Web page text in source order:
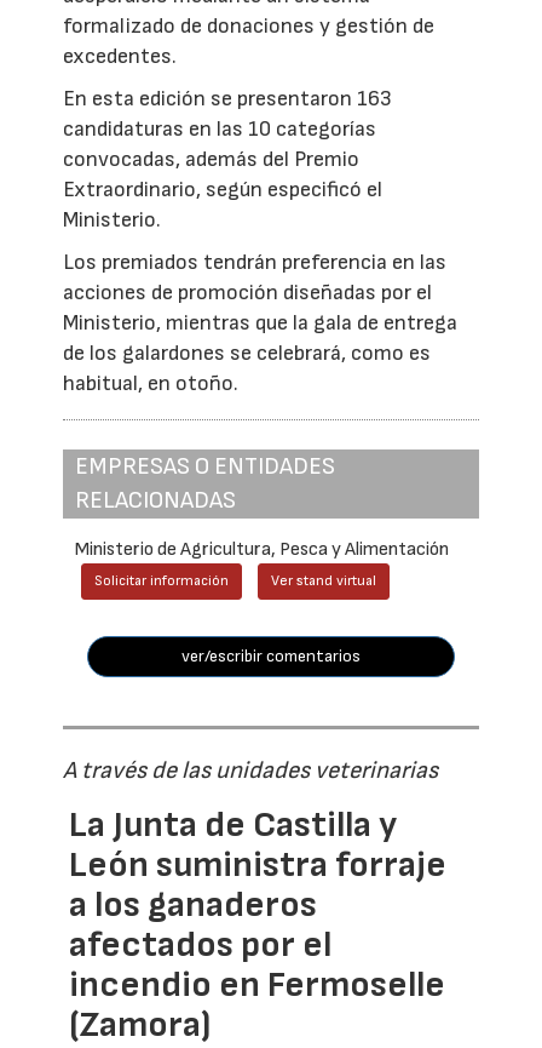
formalizado de donaciones y gestión de
excedentes.
En esta edición se presentaron 163
candidaturas en las 10 categorías
convocadas, además del Premio
Extraordinario, según especificó el
Ministerio.
Los premiados tendrán preferencia en las
acciones de promoción diseñadas por el
Ministerio, mientras que la gala de entrega
de los galardones se celebrará, como es
habitual, en otoño.
EMPRESAS O ENTIDADES
RELACIONADAS
Ministerio de Agricultura, Pesca y Alimentación
Solicitar información Ver stand virtual
ver/escribir comentarios
A través de las unidades veterinarias
La Junta de Castilla y
León suministra forraje
a los ganaderos
afectados por el
incendio en Fermoselle
(Zamora)